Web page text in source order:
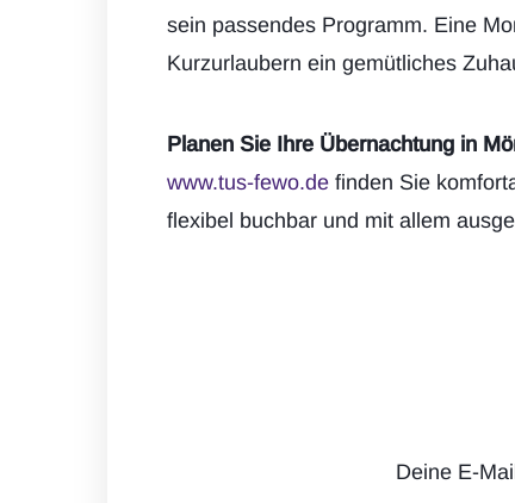
sein passendes Programm. Eine
Kurzurlaubern ein gemütliches
Planen Sie Ihre Übernachtung in
www.tus-fewo.de finden Sie
flexibel buchbar und mit allem
Deine E-